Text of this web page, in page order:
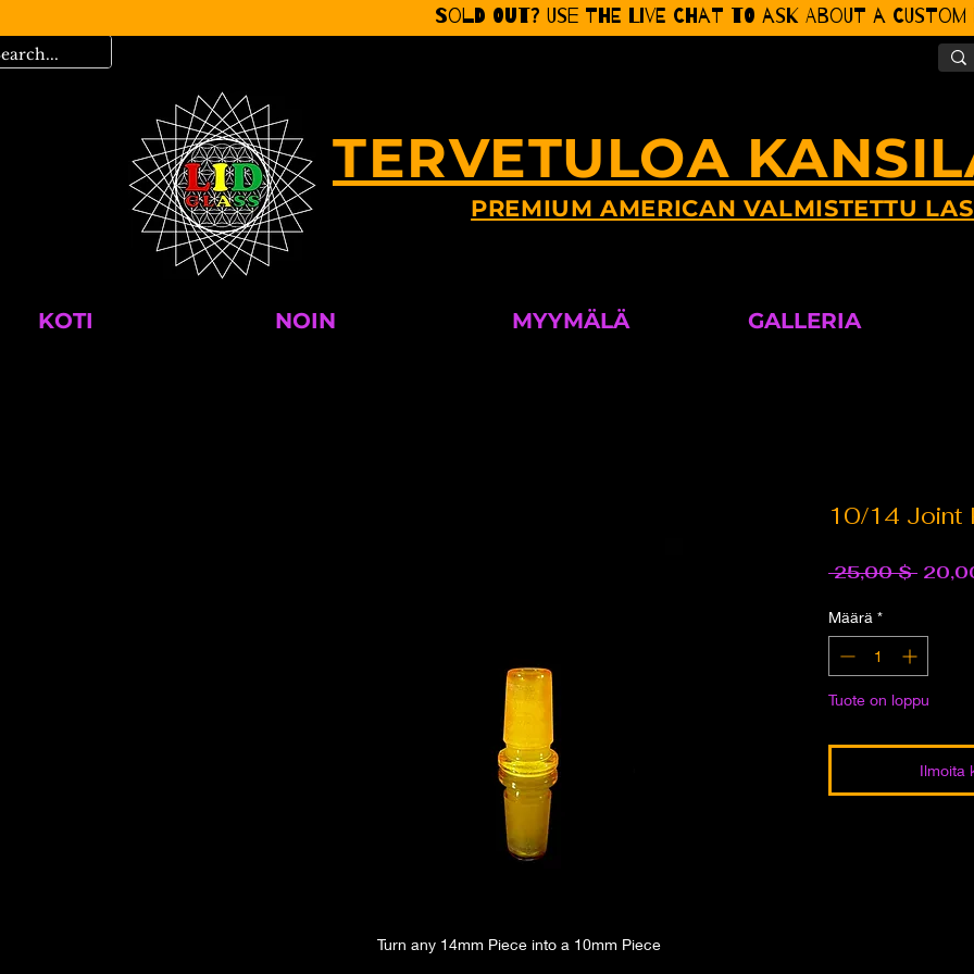
Sold Out? Use the Live CHat to ask about a Custom
TERVETULOA
PREMIUM AMERICAN VALMISTETTU
KOTI NOIN MYYMÄLÄ GALLERIA
Turn any 14mm Piece into a 10mm Piece
10/14 Joint
25,00 $
Määrä *
Tuote on loppu
Ilmoita